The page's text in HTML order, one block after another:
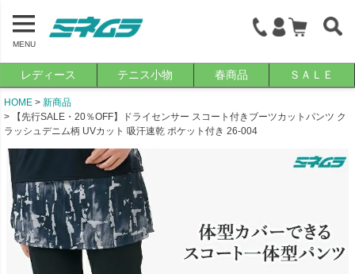
MENU
レディース テニス小物 春商品 ＳＡＬＥ
HOME
新商品
【先行SALE・20％OFF】ドライセンサー スコート付きブーツカットパンツ ク
ラッシュデニム柄 UVカット 吸汗速乾 ポケット付き 26-004